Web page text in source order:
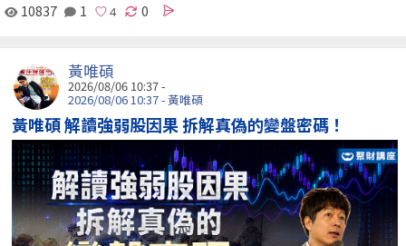
10837 1 0
黃唯碩
2026/08/06 10:37 -
2026/08/06 10:37 - 黃唯碩
黃唯碩 解讀強弱股因果 拆解真偽的變盤密碼！